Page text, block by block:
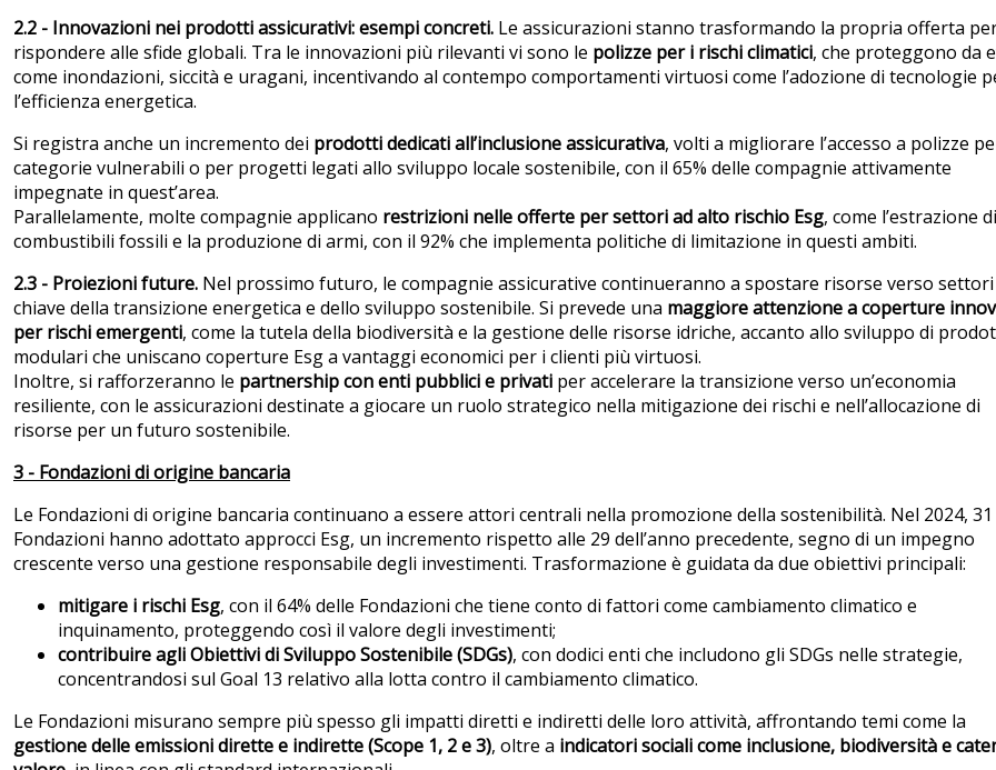
2.2 - Innovazioni nei prodotti assicurativi: esempi concreti. Le assicurazioni stanno trasformando la propria offerta
rispondere alle sfide globali. Tra le innovazioni più rilevanti vi sono le polizze per i rischi climatici, che proteggono da
come inondazioni, siccità e uragani, incentivando al contempo comportamenti virtuosi come l’adozione di tecnologie
l’efficienza energetica.
Si registra anche un incremento dei prodotti dedicati all’inclusione assicurativa, volti a migliorare l’accesso a polizze
categorie vulnerabili o per progetti legati allo sviluppo locale sostenibile, con il 65% delle compagnie attivamente
impegnate in quest’area.
Parallelamente, molte compagnie applicano restrizioni nelle offerte per settori ad alto rischio Esg, come l’estrazione di
combustibili fossili e la produzione di armi, con il 92% che implementa politiche di limitazione in questi ambiti.
2.3 - Proiezioni future. Nel prossimo futuro, le compagnie assicurative continueranno a spostare risorse verso settori
chiave della transizione energetica e dello sviluppo sostenibile. Si prevede una maggiore attenzione a coperture
per rischi emergenti, come la tutela della biodiversità e la gestione delle risorse idriche, accanto allo sviluppo di
modulari che uniscano coperture Esg a vantaggi economici per i clienti più virtuosi.
Inoltre, si rafforzeranno le partnership con enti pubblici e privati per accelerare la transizione verso un’economia
resiliente, con le assicurazioni destinate a giocare un ruolo strategico nella mitigazione dei rischi e nell’allocazione di
risorse per un futuro sostenibile.
3 - Fondazioni di origine bancaria
Le Fondazioni di origine bancaria continuano a essere attori centrali nella promozione della sostenibilità. Nel 2024, 31
Fondazioni hanno adottato approcci Esg, un incremento rispetto alle 29 dell’anno precedente, segno di un impegno
crescente verso una gestione responsabile degli investimenti. Trasformazione è guidata da due obiettivi principali:
mitigare i rischi Esg, con il 64% delle Fondazioni che tiene conto di fattori come cambiamento climatico e
inquinamento, proteggendo così il valore degli investimenti;
contribuire agli Obiettivi di Sviluppo Sostenibile (SDGs), con dodici enti che includono gli SDGs nelle strategie,
concentrandosi sul Goal 13 relativo alla lotta contro il cambiamento climatico.
Le Fondazioni misurano sempre più spesso gli impatti diretti e indiretti delle loro attività, affrontando temi come la
gestione delle emissioni dirette e indirette (Scope 1, 2 e 3), oltre a indicatori sociali come inclusione, biodiversità e